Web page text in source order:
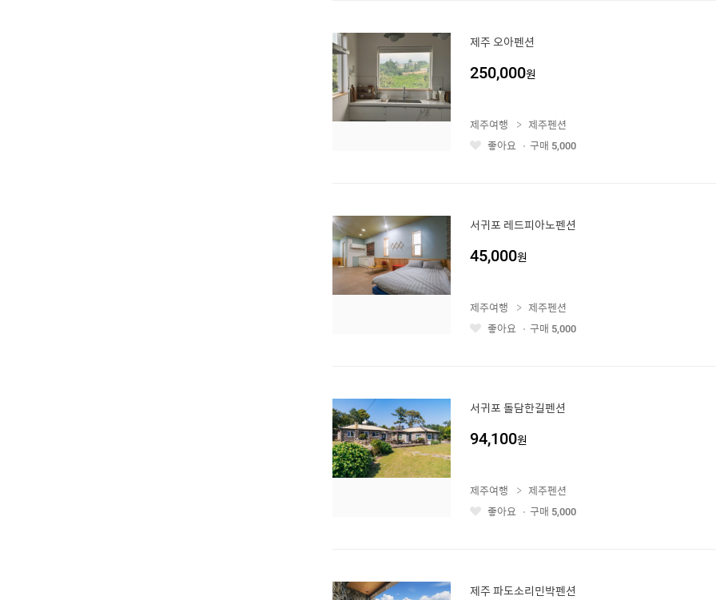
제주 오아펜션
250,000원
좋
제주여행
제주펜션
좋아요
구매 5,000
서귀포 레드피아노펜션
45,000원
좋
제주여행
제주펜션
좋아요
구매 5,000
서귀포 돌담한길펜션
94,100원
좋
제주여행
제주펜션
좋아요
구매 5,000
제주 파도소리민박펜션